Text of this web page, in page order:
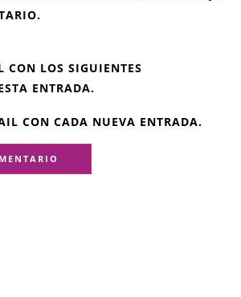
CON LOS SIGUIENTES
ENTRADA.
CON CADA NUEVA ENTRADA.